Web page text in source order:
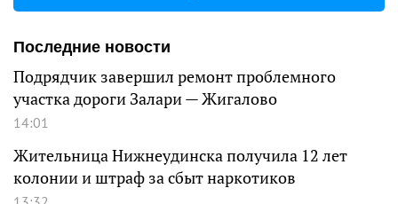
Последние новости
Подрядчик завершил ремонт проблемного
участка дороги Залари — Жигалово
14:01
Жительница Нижнеудинска получила 12 лет
колонии и штраф за сбыт наркотиков